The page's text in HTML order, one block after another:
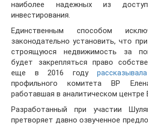
наиболее надежных из
инвестирования.
Единственным способом
законодательно установить, что
строящуюся недвижимость за
будет закрепляться право
еще в 2016 году рассказывала
профильного комитета ВР
работавшая в аналитическом центре
Разработанный при участии
претворяет давно озвученное